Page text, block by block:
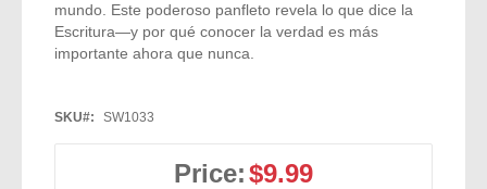
Prayer
mundo. Este poderoso panfleto revela lo que dice la
Escritura—y por qué conocer la verdad es más
importante ahora que nunca.
SKU SW1033
Price:$9.99